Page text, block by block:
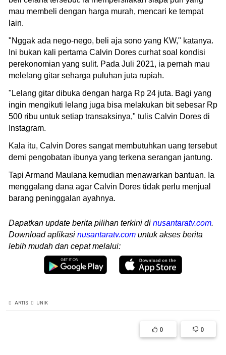
mau membeli dengan harga murah, mencari ke tempat
lain.
"Nggak ada nego-nego, beli aja sono yang KW," katanya.
Ini bukan kali pertama Calvin Dores curhat soal kondisi
perekonomian yang sulit. Pada Juli 2021, ia pernah mau
melelang gitar seharga puluhan juta rupiah.
"Lelang gitar dibuka dengan harga Rp 24 juta. Bagi yang
ingin mengikuti lelang juga bisa melakukan bit sebesar Rp
500 ribu untuk setiap transaksinya," tulis Calvin Dores di
Instagram.
Kala itu, Calvin Dores sangat membutuhkan uang tersebut
demi pengobatan ibunya yang terkena serangan jantung.
Tapi Armand Maulana kemudian menawarkan bantuan. Ia
menggalang dana agar Calvin Dores tidak perlu menjual
barang peninggalan ayahnya.
Dapatkan update berita pilihan terkini di nusantaratv.com.
Download aplikasi nusantaratv.com untuk akses berita
lebih mudah dan cepat melalui:
ARTIS UNIK
0 0